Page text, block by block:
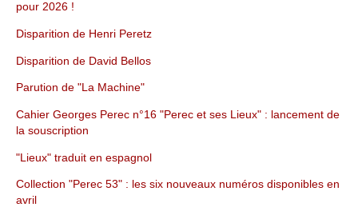
pour 2026 !
Disparition de Henri Peretz
Disparition de David Bellos
Parution de "La Machine"
Cahier Georges Perec n°16 "Perec et ses Lieux" : lancement de
la souscription
"Lieux" traduit en espagnol
Collection "Perec 53" : les six nouveaux numéros disponibles en
avril